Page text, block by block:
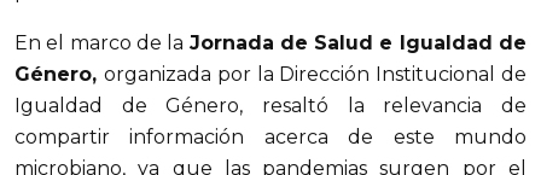
En el marco de la Jornada de Salud e Igualdad de
Género, organizada por la Dirección Institucional de
Igualdad de Género, resaltó la relevancia de
compartir información acerca de este mundo
microbiano, ya que las pandemias surgen por el